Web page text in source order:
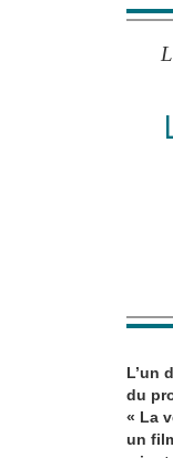
L’un
du
« La
un